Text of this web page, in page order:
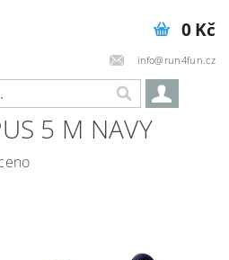
info@run4fun.cz
0 Kč
5 M NAVY